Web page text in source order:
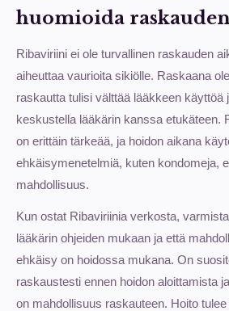
huomioida raskauden
Ribaviriini ei ole turvallinen raskauden
aiheuttaa vaurioita sikiölle. Raskaana
raskautta tulisi välttää lääkkeen käyttöä
keskustella lääkärin kanssa etukäteen.
on erittäin tärkeää, ja hoidon aikana
ehkäisymenetelmiä, kuten kondomeja,
mahdollisuus.
Kun ostat Ribaviriinia verkosta,
lääkärin ohjeiden mukaan ja että
ehkäisy on hoidossa mukana. On
raskaustesti ennen hoidon aloittamista
on mahdollisuus raskauteen. Hoito